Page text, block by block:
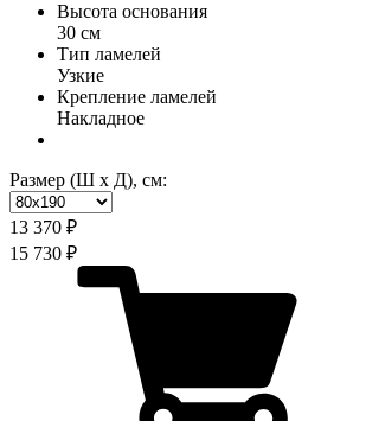
Высота основания
30 см
Тип ламелей
Узкие
Крепление ламелей
Накладное
Размер (Ш х Д), см:
13 370 ₽
15 730 ₽